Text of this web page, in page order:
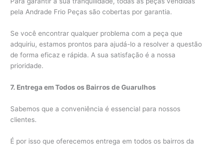
pela Andrade Frio Peças são cobertas por garantia.
Se você encontrar qualquer problema com a peça que
adquiriu, estamos prontos para ajudá-lo a resolver a questão
de forma eficaz e rápida. A sua satisfação é a nossa
prioridade.
7. Entrega em Todos os Bairros de Guarulhos
Sabemos que a conveniência é essencial para nossos
clientes.
É por isso que oferecemos entrega em todos os bairros da